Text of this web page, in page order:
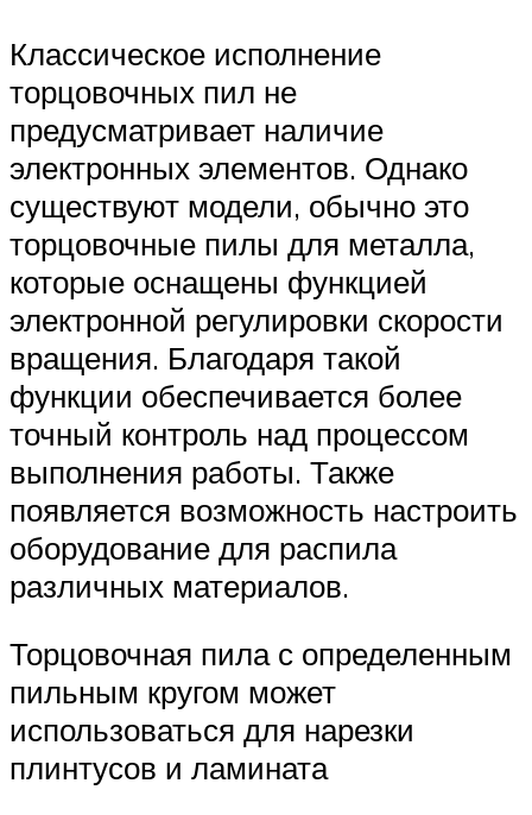
Классическое исполнение
торцовочных пил не
предусматривает наличие
электронных элементов. Однако
существуют модели, обычно это
торцовочные пилы для металла,
которые оснащены функцией
электронной регулировки скорости
вращения. Благодаря такой
функции обеспечивается более
точный контроль над процессом
выполнения работы. Также
появляется возможность настроить
оборудование для распила
различных материалов.
Торцовочная пила с определенным
пильным кругом может
использоваться для нарезки
плинтусов и ламината